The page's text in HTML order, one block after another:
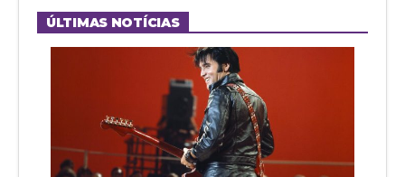
ÚLTIMAS NOTÍCIAS